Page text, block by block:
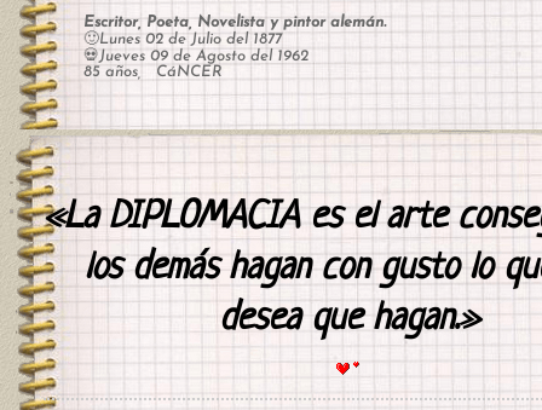
Escritor, Poeta, Novelista y pintor alemán.
🙂Lunes 02 de Julio del 1877
💀Jueves 09 de Agosto del 1962
85 años, CáNCER
«La DIPLOMACIA es el arte
los demás hagan con gusto lo
desea que hagan.»